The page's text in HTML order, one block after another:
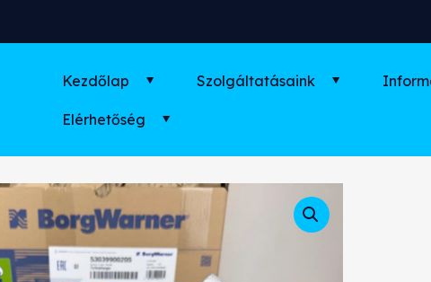
Kezdőlap Szolgáltatásaink
Elérhetőség